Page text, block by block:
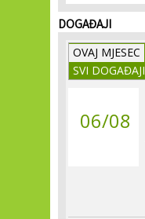
DOGAĐAJI
OVAJ MJESEC
SVI DOGAĐAJI
06/08